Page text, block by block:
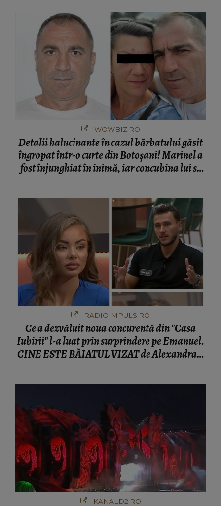
WOWBIZ.RO
Detalii halucinante în cazul bărbatului găsit
îngropat într-o curte din Botoșani! Marinel a
fost înjunghiat în inimă, iar concubina lui se
RADIOIMPULS.RO
Ce a dezvăluit noua concurentă din "Casa
Iubirii" l-a luat prin surprindere pe Emanuel.
CINE ESTE BĂIATUL VIZAT de Alexandra?!
KANALD2.RO